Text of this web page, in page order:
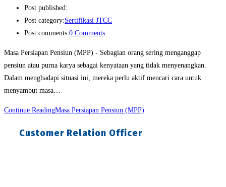
Post published:
Post category:Sertifikasi JTCC
Post comments:0 Comments
Masa Persiapan Pensiun (MPP) - Sebagian orang sering menganggap
pensiun atau purna karya sebagai kenyataan yang tidak menyenangkan.
Dalam menghadapi situasi ini, mereka perlu aktif mencari cara untuk
menyambut masa…
Continue ReadingMasa Persiapan Pensiun (MPP)
Customer Relation Officer